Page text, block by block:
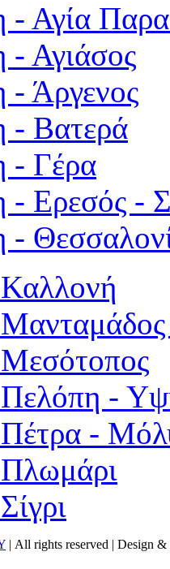
- Αγία
- Αγιάσος
- Άργενος
- Βατερά
- Γέρα
- Ερεσός -
-
-
-
| All rights reserved | Design &